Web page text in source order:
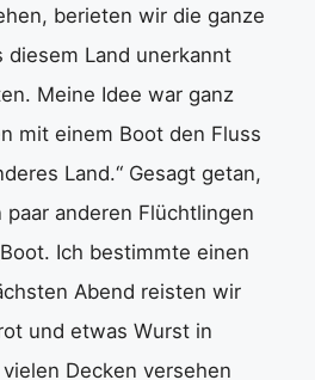
berieten wir die ganze
diesem Land unerkannt
Meine Idee war ganz
mit einem Boot den Fluss
Land.“ Gesagt getan,
anderen Flüchtlingen
Ich bestimmte einen
Abend reisten wir
und etwas Wurst in
Decken versehen